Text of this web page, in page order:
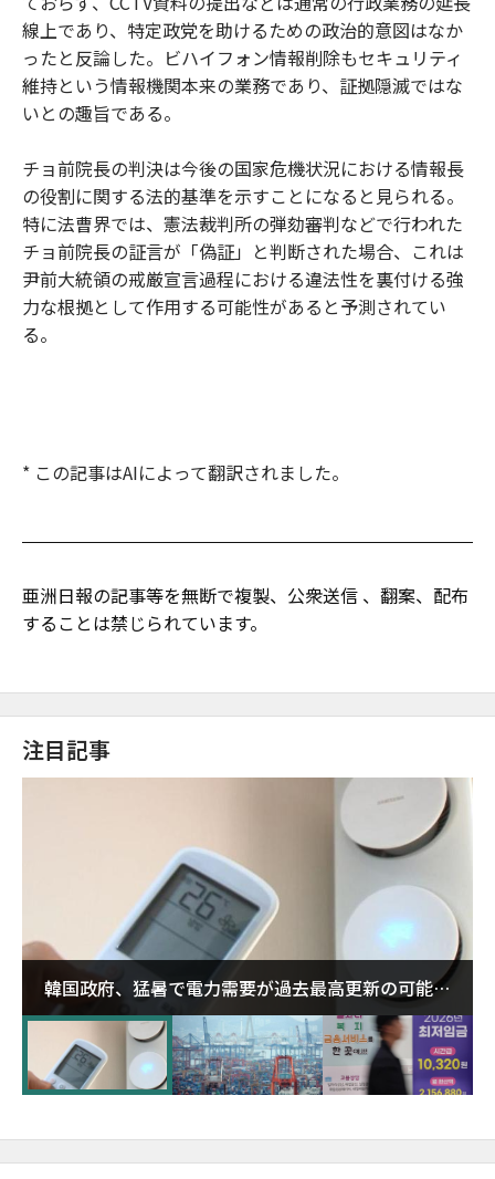
線上であり、特定政党を助けるための政治的意図はなか
ったと反論した。ビハイフォン情報削除もセキュリティ
維持という情報機関本来の業務であり、証拠隠滅ではな
いとの趣旨である。
チョ前院長の判決は今後の国家危機状況における情報長
の役割に関する法的基準を示すことになると見られる。
特に法曹界では、憲法裁判所の弾劾審判などで行われた
チョ前院長の証言が「偽証」と判断された場合、これは
尹前大統領の戒厳宣言過程における違法性を裏付ける強
力な根拠として作用する可能性があると予測されてい
る。
* この記事はAIによって翻訳されました。
亜洲日報の記事等を無断で複製、公衆送信 、翻案、配布
することは禁じられています。
注目記事
韓国政府、猛暑で電力需要が過去最高更新の可能性
に需給対応体制を点検